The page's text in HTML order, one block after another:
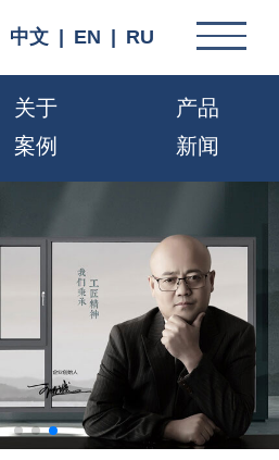
中文 | EN | RU
关于
产品
案例 新闻